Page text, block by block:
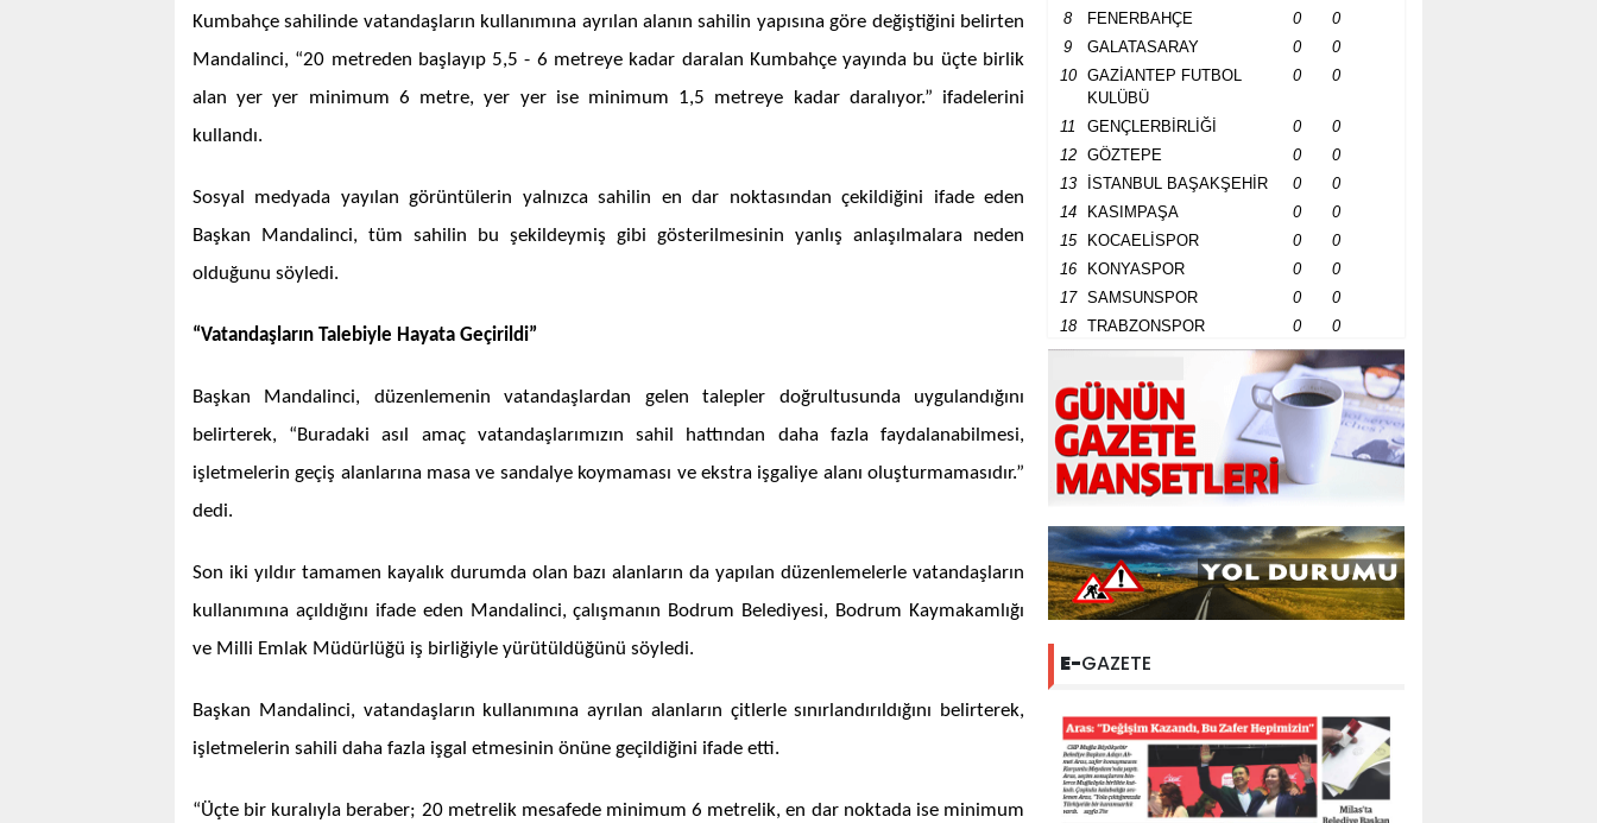
Kumbahçe sahilinde vatandaşların kullanımına ayrılan alanın sahilin yapısına göre değiştiğini belirten
Mandalinci, “20 metreden başlayıp 5,5 - 6 metreye kadar daralan Kumbahçe yayında bu üçte birlik
alan yer yer minimum 6 metre, yer yer ise minimum 1,5 metreye kadar daralıyor.” ifadelerini
kullandı.
Sosyal medyada yayılan görüntülerin yalnızca sahilin en dar noktasından çekildiğini ifade eden
Başkan Mandalinci, tüm sahilin bu şekildeymiş gibi gösterilmesinin yanlış anlaşılmalara neden
olduğunu söyledi.
“Vatandaşların Talebiyle Hayata Geçirildi”
Başkan Mandalinci, düzenlemenin vatandaşlardan gelen talepler doğrultusunda uygulandığını
belirterek, “Buradaki asıl amaç vatandaşlarımızın sahil hattından daha fazla faydalanabilmesi,
işletmelerin geçiş alanlarına masa ve sandalye koymaması ve ekstra işgaliye alanı oluşturmamasıdır.”
dedi.
Son iki yıldır tamamen kayalık durumda olan bazı alanların da yapılan düzenlemelerle vatandaşların
kullanımına açıldığını ifade eden Mandalinci, çalışmanın Bodrum Belediyesi, Bodrum Kaymakamlığı
ve Milli Emlak Müdürlüğü iş birliğiyle yürütüldüğünü söyledi.
Başkan Mandalinci, vatandaşların kullanımına ayrılan alanların çitlerle sınırlandırıldığını belirterek,
işletmelerin sahili daha fazla işgal etmesinin önüne geçildiğini ifade etti.
“Üçte bir kuralıyla beraber; 20 metrelik mesafede minimum 6 metrelik, en dar noktada ise minimum
8
FENERBAHÇE 0
0
9
GALATASARAY 0
0
10
GAZİANTEP FUTBOL
KULÜBÜ
0 0
11 GENÇLERBİRLİĞİ 0
0
12
GÖZTEPE 0
0
13
İSTANBUL BAŞAKŞEHİR 0
0
14
KASIMPAŞA 0
0
15
KOCAELİSPOR 0
0
16
KONYASPOR 0
0
17
SAMSUNSPOR 0
0
18
TRABZONSPOR 0 0
E-GAZETE